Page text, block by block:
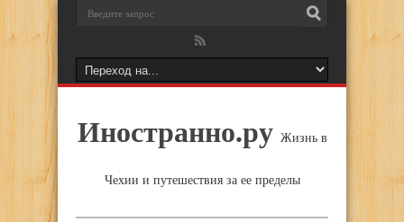
Иностранно.ру Жизнь в
Чехии и путешествия за ее пределы